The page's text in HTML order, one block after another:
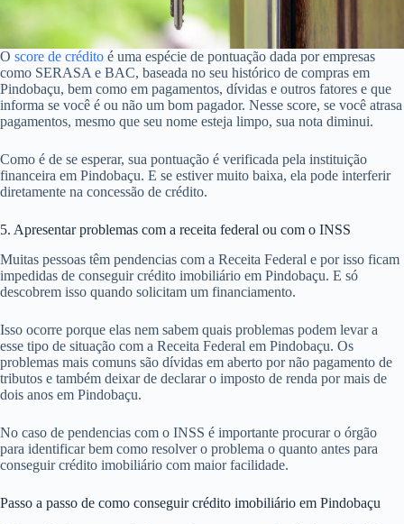
O score de crédito é uma espécie de pontuação dada por empresas
como SERASA e BAC, baseada no seu histórico de compras em
Pindobaçu, bem como em pagamentos, dívidas e outros fatores e que
informa se você é ou não um bom pagador. Nesse score, se você atrasa
pagamentos, mesmo que seu nome esteja limpo, sua nota diminui.
Como é de se esperar, sua pontuação é verificada pela instituição
financeira em Pindobaçu. E se estiver muito baixa, ela pode interferir
diretamente na concessão de crédito.
5. Apresentar problemas com a receita federal ou com o INSS
Muitas pessoas têm pendencias com a Receita Federal e por isso ficam
impedidas de conseguir crédito imobiliário em Pindobaçu. E só
descobrem isso quando solicitam um financiamento.
Isso ocorre porque elas nem sabem quais problemas podem levar a
esse tipo de situação com a Receita Federal em Pindobaçu. Os
problemas mais comuns são dívidas em aberto por não pagamento de
tributos e também deixar de declarar o imposto de renda por mais de
dois anos em Pindobaçu.
No caso de pendencias com o INSS é importante procurar o órgão
para identificar bem como resolver o problema o quanto antes para
conseguir crédito imobiliário com maior facilidade.
Passo a passo de como conseguir crédito imobiliário em Pindobaçu